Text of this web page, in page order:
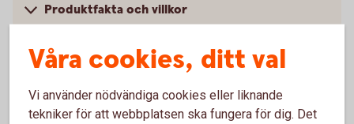
Produktfakta och villkor
Så mycket kostar din bilförsäkring
Våra cookies, ditt val
Vi använder nödvändiga cookies eller liknande
tekniker för att webbplatsen ska fungera för dig. Det